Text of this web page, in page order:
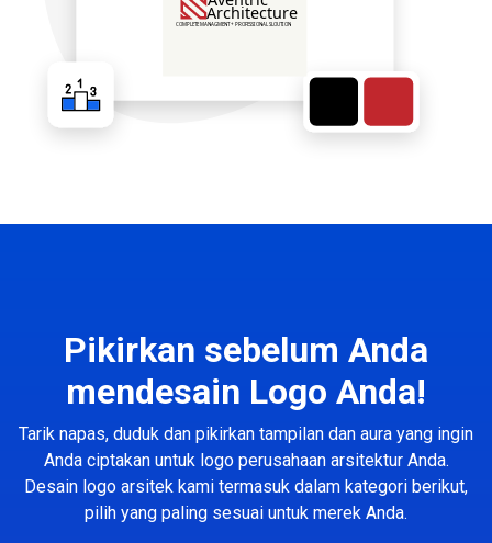
Pikirkan sebelum Anda
mendesain Logo Anda!
Tarik napas, duduk dan pikirkan tampilan dan aura yang ingin
Anda ciptakan untuk logo perusahaan arsitektur Anda.
Desain logo arsitek kami termasuk dalam kategori berikut,
pilih yang paling sesuai untuk merek Anda.